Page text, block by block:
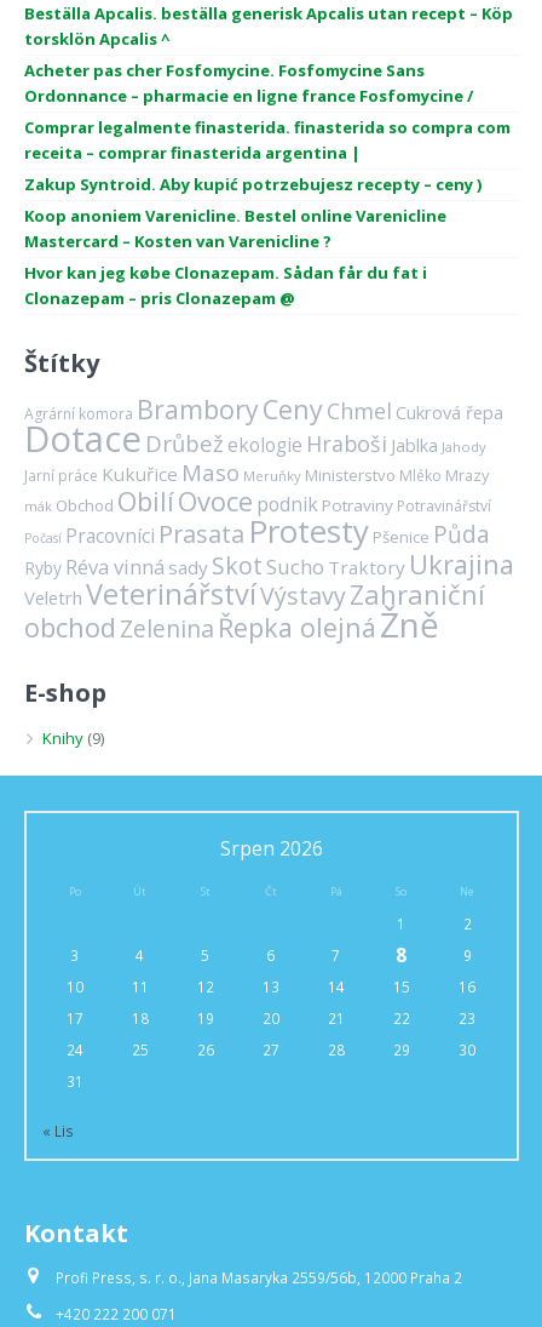
Beställa Apcalis. beställa generisk Apcalis utan recept – Köp
torsklön Apcalis ^
Acheter pas cher Fosfomycine. Fosfomycine Sans
Ordonnance – pharmacie en ligne france Fosfomycine /
Comprar legalmente finasterida. finasterida so compra com
receita – comprar finasterida argentina |
Zakup Syntroid. Aby kupić potrzebujesz recepty – ceny )
Koop anoniem Varenicline. Bestel online Varenicline
Mastercard – Kosten van Varenicline ?
Hvor kan jeg købe Clonazepam. Sådan får du fat i
Clonazepam – pris Clonazepam @
Štítky
Agrární komora BramboryCenyChmel Cukrová řepa
Dotace Drůbež ekologie Hraboši Jablka Jahody
Jarní práce Kukuřice Maso Meruňky Ministerstvo Mléko Mrazy
mák Obchod ObilíOvoce podnik Potraviny Potravinářství
Počasí Pracovníci Prasata Protesty Pšenice Půda
Ryby Réva vinná sady Skot Sucho Traktory Ukrajina
Veletrh VeterinářstvíVýstavyZahraniční
obchod Zelenina Řepka olejná Žně
E-shop
Knihy (9)
Srpen 2026
Po Út St Čt Pá So Ne
1
2
3
4 5 6 7 8
9
10
11 12 13 14 15
16
17
18 19 20 21 22
23
24
25 26 27 28 29
30
31
« Lis
Kontakt
Profi Press, s. r. o., Jana Masaryka 2559/56b, 12000 Praha 2
+420 222 200 071